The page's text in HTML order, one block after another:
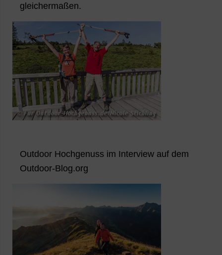
gleichermaßen.
Outdoor Hochgenuss im Interview auf dem
Outdoor-Blog.org